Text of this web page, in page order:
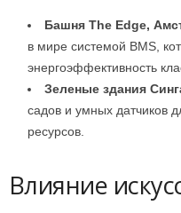
Башня The Edge,
в мире системой BMS,
энергоэффективность
Зеленые здания
садов и умных датчиков
ресурсов.
Влияние